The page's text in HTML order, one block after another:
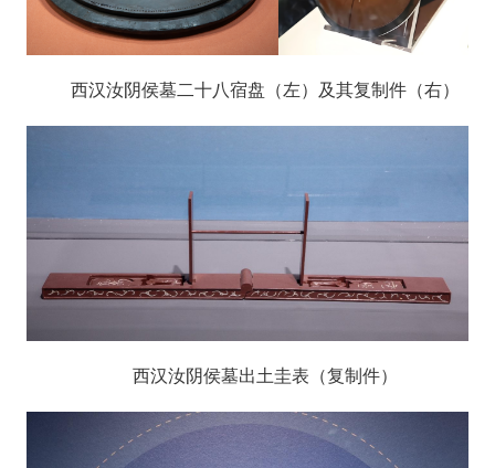
西汉汝阴侯墓二十八宿盘（左）及其复制件（右）
西汉汝阴侯墓出土圭表（复制件）